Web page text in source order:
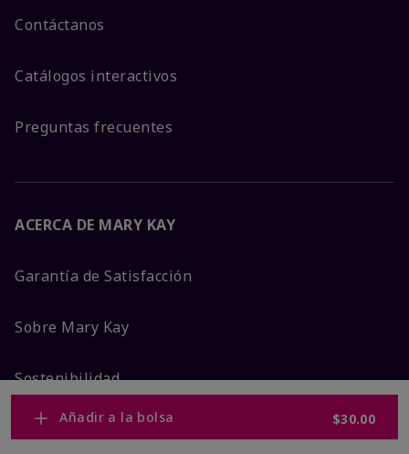
Añadir a la bolsa $30.00
Contáctanos
Catálogos interactivos
Preguntas frecuentes
ACERCA DE MARY KAY
Garantía de Satisfacción
Sobre Mary Kay
Sostenibilidad
Promesa De Producto